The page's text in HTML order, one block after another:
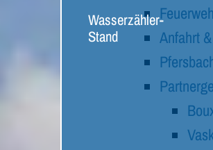
Wasserzähler-
Stand
Anfahrt